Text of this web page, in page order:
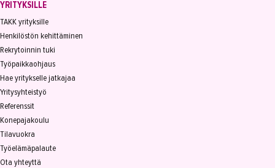
YRITYKSILLE
TAKK yrityksille
Henkilöstön kehittäminen
Rekrytoinnin tuki
Työpaikkaohjaus
Hae yritykselle jatkajaa
Yritysyhteistyö
Referenssit
Konepajakoulu
Tilavuokra
Työelämäpalaute
Ota yhteyttä